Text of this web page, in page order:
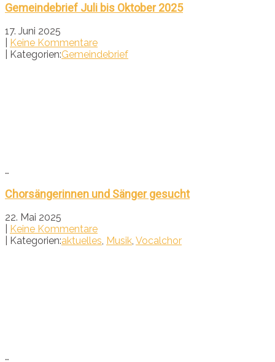
Gemeindebrief Juli bis Oktober 2025
17. Juni 2025
Keine Kommentare
| Kategorien:Gemeindebrief
…
Chorsängerinnen und Sänger gesucht
22. Mai 2025
Keine Kommentare
| Kategorien:aktuelles, Musik, Vocalchor
…